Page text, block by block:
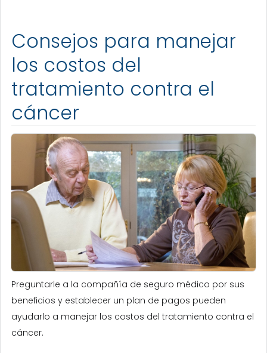
Consejos para manejar
los costos del
tratamiento contra el
cáncer
Preguntarle a la compañía de seguro médico por sus
beneficios y establecer un plan de pagos pueden
ayudarlo a manejar los costos del tratamiento contra el
cáncer.